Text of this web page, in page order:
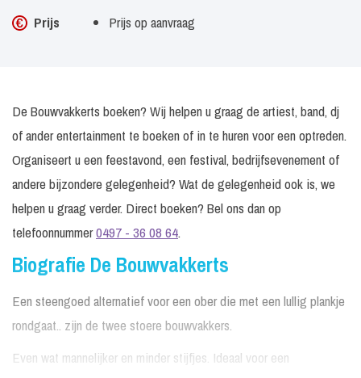
Prijs
Prijs op aanvraag
De Bouwvakkerts boeken? Wij helpen u graag de artiest, band, dj
of ander entertainment te boeken of in te huren voor een optreden.
Organiseert u een feestavond, een festival, bedrijfsevenement of
andere bijzondere gelegenheid? Wat de gelegenheid ook is, we
helpen u graag verder. Direct boeken? Bel ons dan op
telefoonnummer0497 - 36 08 64.
Biografie De Bouwvakkerts
Een steengoed alternatief voor een ober die met een lullig plankje
rondgaat.. zijn de twee stoere bouwvakkers.
Even wat mannelijker en minder stijfjes. Ideaal voor een